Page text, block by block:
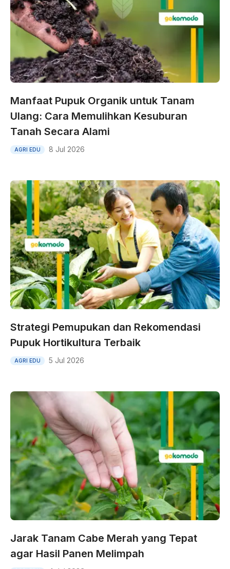
Manfaat Pupuk Organik untuk Tanam
Ulang: Cara Memulihkan Kesuburan
Tanah Secara Alami
AGRI EDU 8 Jul 2026
Strategi Pemupukan dan Rekomendasi
Pupuk Hortikultura Terbaik
AGRI EDU 5 Jul 2026
Jarak Tanam Cabe Merah yang Tepat
agar Hasil Panen Melimpah